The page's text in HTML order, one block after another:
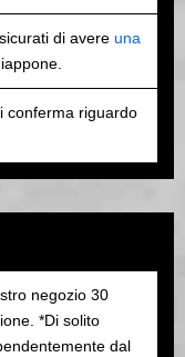
di avere una
conferma riguardo
negozio 30
*Di solito
dal